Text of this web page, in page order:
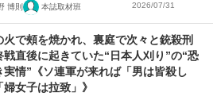
博則 本誌取材班 2026/07/31
火で頰を焼かれ、裏庭で次々と銃殺刑
直後に起きていた“日本人刈り”の“恐
実情”《ソ連軍が来れば「男は皆殺し
婦女子は拉致」》